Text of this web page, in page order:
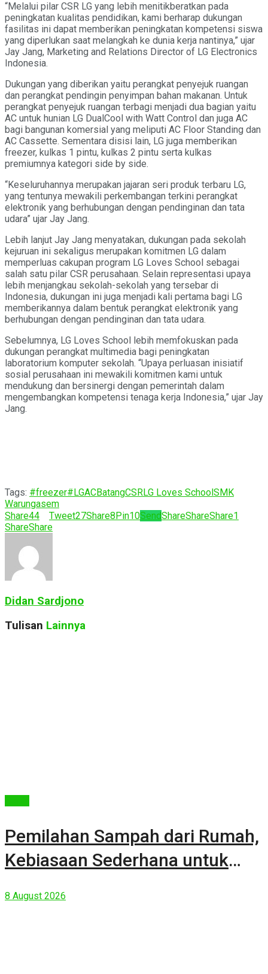
“Melalui pilar CSR LG yang lebih menitikberatkan pada
peningkatan kualitas pendidikan, kami berharap dukungan
fasilitas ini dapat memberikan peningkatan kompetensi siswa
yang diperlukan saat melangkah ke dunia kerja nantinya,” ujar
Jay Jang, Marketing and Relations Director of LG Electronics
Indonesia.
Dukungan yang diberikan yaitu perangkat penyejuk ruangan
dan perangkat pendingin penyimpan bahan makanan. Untuk
perangkat penyejuk ruangan terbagi menjadi dua bagian yaitu
AC untuk hunian LG DualCool with Watt Control dan juga AC
bagi bangunan komersial yang meliputi AC Floor Standing dan
AC Cassette. Sementara disisi lain, LG juga memberikan
freezer, kulkas 1 pintu, kulkas 2 pintu serta kulkas
premiumnya kategori side by side.
“Keseluruhannya merupakan jajaran seri produk terbaru LG,
yang tentunya mewakili perkembangan terkini perangkat
elektronik yang berhubungan dengan pendinginan dan tata
udara” ujar Jay Jang.
Lebih lanjut Jay Jang menyatakan, dukungan pada sekolah
kejuruan ini sekaligus merupakan komitmen LG dalam
memperluas cakupan program LG Loves School sebagai
salah satu pilar CSR perusahaan. Selain representasi upaya
lebih menjangkau sekolah-sekolah yang tersebar di
Indonesia, dukungan ini juga menjadi kali pertama bagi LG
memberikannya dalam bentuk perangkat elektronik yang
berhubungan dengan pendinginan dan tata udara.
Sebelumnya, LG Loves School lebih memfokuskan pada
dukungan perangkat multimedia bagi peningkatan
laboratorium komputer sekolah. “Upaya perluasan inisiatif
sosial perusahaan ini mewakili komitmen kami untuk
mendukung dan bersinergi dengan pemerintah dalam
mengembangkan kompetensi tenaga kerja Indonesia,” ujar Jay
Jang.
Tags: #freezer#LGACBatangCSRLG Loves School SMK
Warungasem
Share44 Tweet27Share8 Pin10SendShareShareShare1
ShareShare
Didan Sardjono
Tulisan Lainnya
Pemilahan Sampah dari Rumah,
Kebiasaan Sederhana untuk
8 August 2026